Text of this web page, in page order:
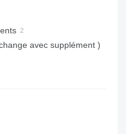
avec supplément )